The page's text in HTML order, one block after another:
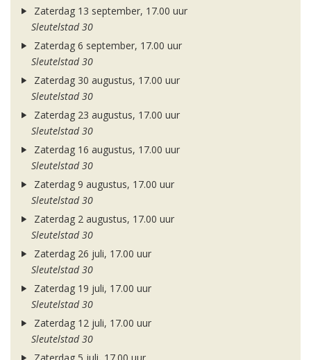
Zaterdag 13 september, 17.00 uur
Sleutelstad 30
Zaterdag 6 september, 17.00 uur
Sleutelstad 30
Zaterdag 30 augustus, 17.00 uur
Sleutelstad 30
Zaterdag 23 augustus, 17.00 uur
Sleutelstad 30
Zaterdag 16 augustus, 17.00 uur
Sleutelstad 30
Zaterdag 9 augustus, 17.00 uur
Sleutelstad 30
Zaterdag 2 augustus, 17.00 uur
Sleutelstad 30
Zaterdag 26 juli, 17.00 uur
Sleutelstad 30
Zaterdag 19 juli, 17.00 uur
Sleutelstad 30
Zaterdag 12 juli, 17.00 uur
Sleutelstad 30